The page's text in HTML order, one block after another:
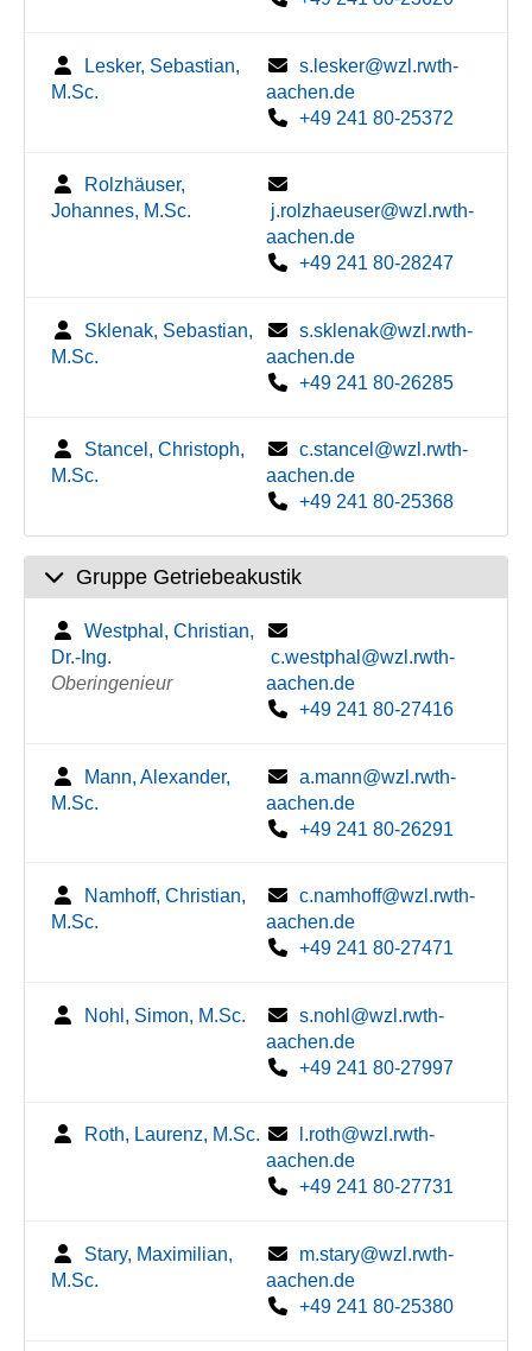
Lesker, Sebastian,
M.Sc.
s.lesker@wzl.rwth-
aachen.de
+49 241 80-25372
Rolzhäuser,
Johannes, M.Sc.
j.rolzhaeuser@wzl.rwth-
aachen.de
+49 241 80-28247
Sklenak, Sebastian,
M.Sc.
s.sklenak@wzl.rwth-
aachen.de
+49 241 80-26285
Stancel, Christoph,
M.Sc.
c.stancel@wzl.rwth-
aachen.de
+49 241 80-25368
Gruppe Getriebeakustik
Westphal, Christian,
Dr.-Ing.
Oberingenieur
c.westphal@wzl.rwth-
aachen.de
+49 241 80-27416
Mann, Alexander,
M.Sc.
a.mann@wzl.rwth-
aachen.de
+49 241 80-26291
Namhoff, Christian,
M.Sc.
c.namhoff@wzl.rwth-
aachen.de
+49 241 80-27471
Nohl, Simon, M.Sc.
s.nohl@wzl.rwth-
aachen.de
+49 241 80-27997
Roth, Laurenz, M.Sc.
l.roth@wzl.rwth-
aachen.de
+49 241 80-27731
Stary, Maximilian,
M.Sc.
m.stary@wzl.rwth-
aachen.de
+49 241 80-25380